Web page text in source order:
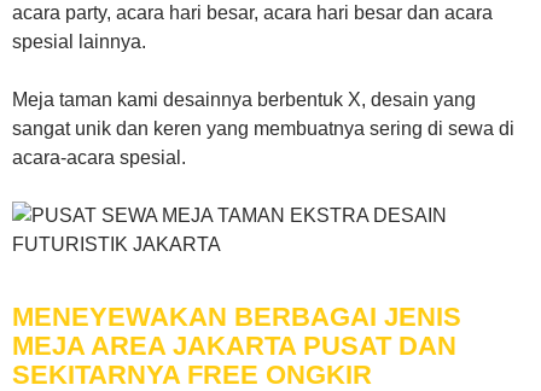
acara party, acara hari besar, acara hari besar dan acara
spesial lainnya.
Meja taman kami desainnya berbentuk X, desain yang
sangat unik dan keren yang membuatnya sering di sewa di
acara-acara spesial.
MENEYEWAKAN BERBAGAI JENIS
MEJA AREA JAKARTA PUSAT DAN
SEKITARNYA FREE ONGKIR